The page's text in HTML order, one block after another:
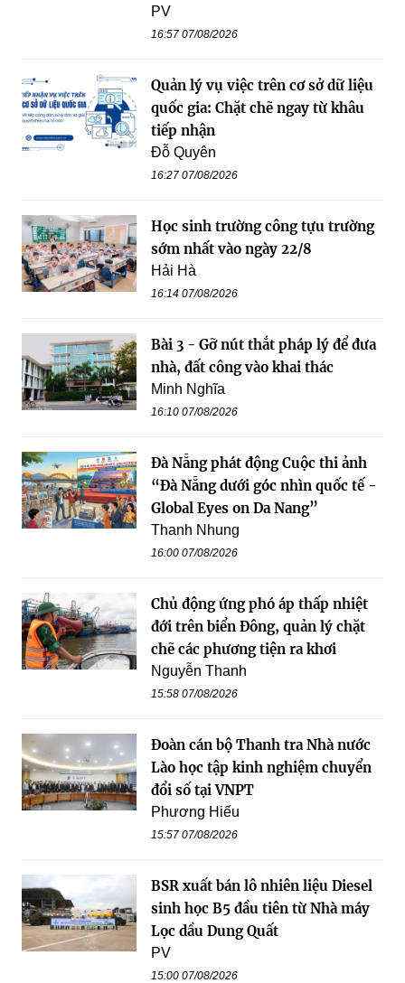
PV
16:57 07/08/2026
Quản lý vụ việc trên cơ sở dữ liệu
quốc gia: Chặt chẽ ngay từ khâu
tiếp nhận
Đỗ Quyên
16:27 07/08/2026
Học sinh trường công tựu trường
sớm nhất vào ngày 22/8
Hải Hà
16:14 07/08/2026
Bài 3 - Gỡ nút thắt pháp lý để đưa
nhà, đất công vào khai thác
Minh Nghĩa
16:10 07/08/2026
Đà Nẵng phát động Cuộc thi ảnh
“Đà Nẵng dưới góc nhìn quốc tế -
Global Eyes on Da Nang”
Thanh Nhung
16:00 07/08/2026
Chủ động ứng phó áp thấp nhiệt
đới trên biển Đông, quản lý chặt
chẽ các phương tiện ra khơi
Nguyễn Thanh
15:58 07/08/2026
Đoàn cán bộ Thanh tra Nhà nước
Lào học tập kinh nghiệm chuyển
đổi số tại VNPT
Phương Hiếu
15:57 07/08/2026
BSR xuất bán lô nhiên liệu Diesel
sinh học B5 đầu tiên từ Nhà máy
Lọc dầu Dung Quất
PV
15:00 07/08/2026